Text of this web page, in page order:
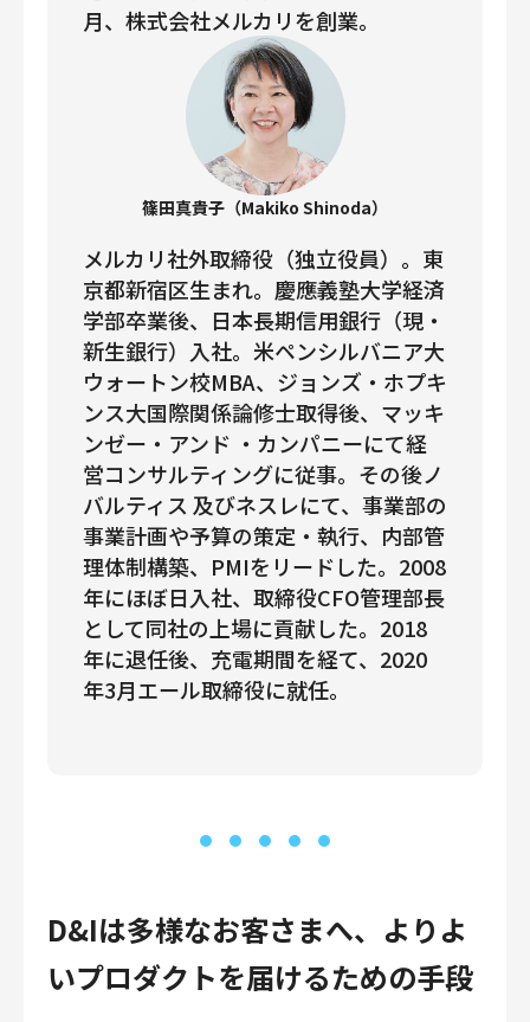
月、株式会社メルカリを創業。
篠田真貴子（Makiko Shinoda）
メルカリ社外取締役（独立役員）。東
京都新宿区生まれ。慶應義塾大学経済
学部卒業後、日本長期信用銀行（現・
新生銀行）入社。米ペンシルバニア大
ウォートン校MBA、ジョンズ・ホプキ
ンス大国際関係論修士取得後、マッキ
ンゼー・アンド ・カンパニーにて経
営コンサルティングに従事。その後ノ
バルティス 及びネスレにて、事業部の
事業計画や予算の策定・執行、内部管
理体制構築、PMIをリードした。2008
年にほぼ日入社、取締役CFO管理部長
として同社の上場に貢献した。2018
年に退任後、充電期間を経て、2020
年3月エール取締役に就任。
D&Iは多様なお客さまへ、よりよ
いプロダクトを届けるための手段